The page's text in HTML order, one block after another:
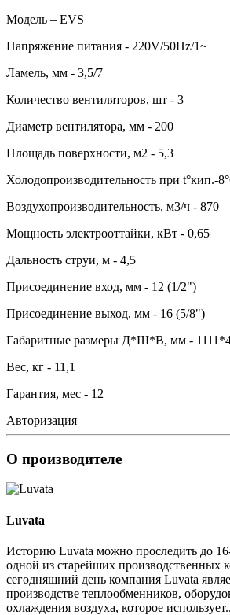
Модель – EVS
Напряжение питания - 220V/50Hz/1~
Ламель, мм - 3,5/7
Количество вентиляторов, шт - 3
Диаметр вентилятора, мм - 200
Площадь поверхности, м2 - 5,3
Холодопроизводительность при t°кип.-
Воздухопроизводительность, м3/ч - 870
Мощность электрооттайки, кВт - 0,65
Дальность струи, м - 4,5
Присоединение вход, мм - 12 (1/2")
Присоединение выход, мм - 16 (5/8")
Габаритные размеры Д*Ш*В, мм -
Вес, кг - 11,1
Гарантия, мес - 12
Авторизация
О производителе
Luvata
Историю Luvata можно проследить до 16-
одной из старейших производственных
сегодняшний день компания Luvata
производстве теплообменников,
охлаждения воздуха, которое